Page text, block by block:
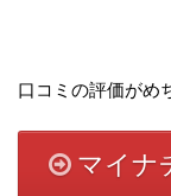
口コミの評価がめ
マイナ